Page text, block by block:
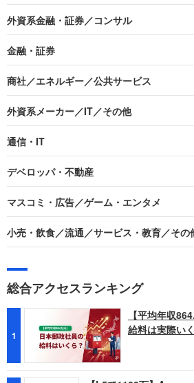
外資系金融・証券／コンサル
金融・証券
商社／エネルギー／公共サービス
外資系メーカー／IT／その他
通信・IT
デベロッパ・不動産
マスコミ・広告／ゲーム・エンタメ
小売・飲食／流通／サービス・教育／その
総合アクセスランキング
1
【平均年収
給料は実際い